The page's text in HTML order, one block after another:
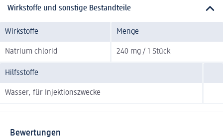
Wirkstoffe und sonstige Bestandteile
Wirkstoffe Menge
Natrium chlorid 240 mg / 1 Stück
Hilfsstoffe
Wasser, für Injektionszwecke
Bewertungen